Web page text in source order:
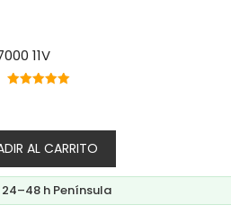
11V
AL CARRITO
24–48 h Península